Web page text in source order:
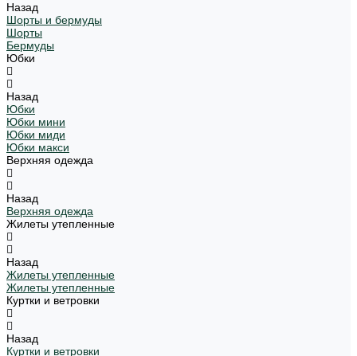
Назад
Шорты и бермуды
Шорты
Бермуды
Юбки
Назад
Юбки
Юбки мини
Юбки миди
Юбки макси
Верхняя одежда
Назад
Верхняя одежда
Жилеты утепленные
Назад
Жилеты утепленные
Жилеты утепленные
Куртки и ветровки
Назад
Куртки и ветровки